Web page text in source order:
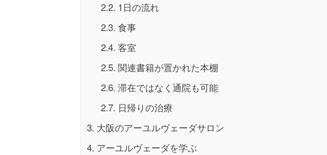
2.2. 1日の流れ
2.3. 食事
2.4. 客室
2.5. 関連書籍が置かれた本棚
2.6. 滞在ではなく通院も可能
2.7. 日帰りの治療
3. 大阪のアーユルヴェーダサロン
4. アーユルヴェーダを学ぶ